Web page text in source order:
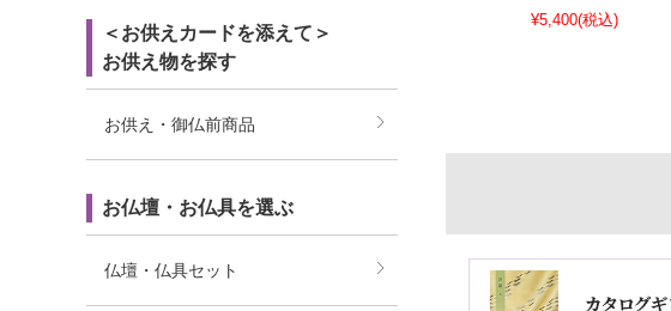
¥5,400(税込)
＜お供えカードを添えて＞
お供え物を探す
お供え・御仏前商品
お仏壇・お仏具を選ぶ
仏壇・仏具セット